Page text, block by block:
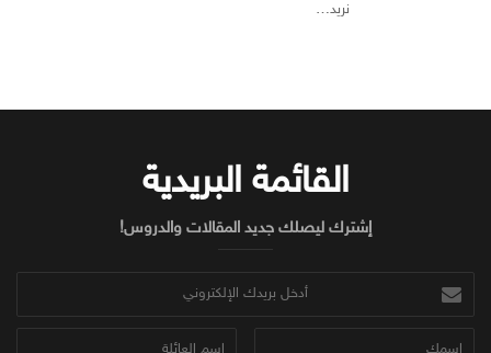
نريد…
القائمة البريدية
إشترك ليصلك جديد المقالات والدروس!
بريدك